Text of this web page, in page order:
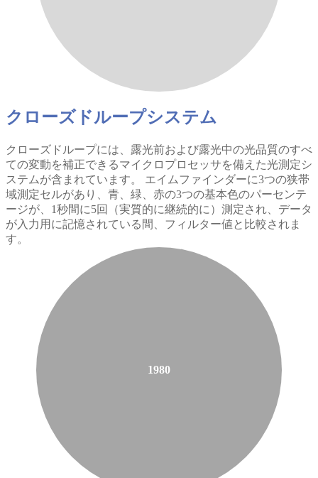
クローズドループシステム
クローズドループには、露光前および露光中の光品質のすべ
ての変動を補正できるマイクロプロセッサを備えた光測定シ
ステムが含まれています。 エイムファインダーに3つの狭帯
域測定セルがあり、青、緑、赤の3つの基本色のパーセンテ
ージが、1秒間に5回（実質的に継続的に）測定され、データ
が入力用に記憶されている間、フィルター値と比較されま
す。
1980